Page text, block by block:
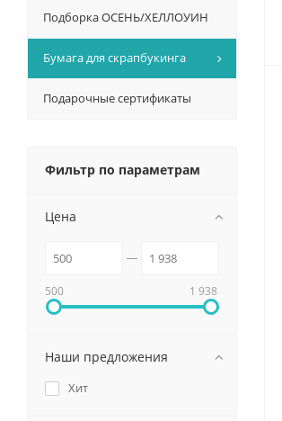
Подборка ОСЕНЬ/ХЕЛЛОУИН
Бумага для скрапбукинга
Подарочные сертификаты
Фильтр по параметрам
Цена
500 1 938
Наши предложения
Хит